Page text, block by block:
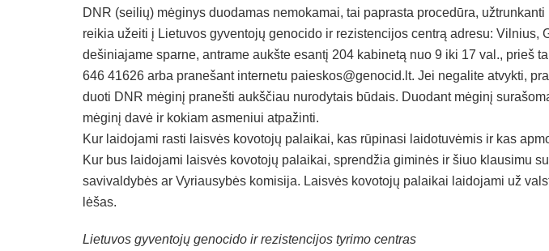
DNR (seilių) mėginys duodamas nemokamai, tai paprasta procedūra,
reikia užeiti į Lietuvos gyventojų genocido ir rezistencijos centrą adresu: Vilnius,
dešiniajame sparne, antrame aukšte esantį 204 kabinetą nuo 9 iki 17 val., prieš
646 41626 arba pranešant internetu paieskos@genocid.lt. Jei negalite atvykti,
duoti DNR mėginį pranešti aukščiau nurodytais būdais. Duodant mėginį
mėginį davė ir kokiam asmeniui atpažinti.
Kur laidojami rasti laisvės kovotojų palaikai, kas rūpinasi laidotuvėmis ir kas
Kur bus laidojami laisvės kovotojų palaikai, sprendžia giminės ir šiuo klausimu
savivaldybės ar Vyriausybės komisija. Laisvės kovotojų palaikai laidojami už
lėšas.
Lietuvos gyventojų genocido ir rezistencijos tyrimo centras